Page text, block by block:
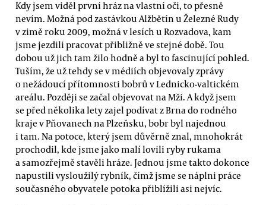
Kdy jsem viděl první hráz na vlastní oči, to přesně
nevím. Možná pod zastávkou Alžbětín u Železné Rudy
v zimě roku 2009, možná v lesích u Rozvadova, kam
jsme jezdili pracovat přibližně ve stejné době. Tou
dobou už jich tam žilo hodně a byl to fascinující pohled.
Tuším, že už tehdy se v médiích objevovaly zprávy
o nežádoucí přítomnosti bobrů v Lednicko-valtickém
areálu. Později se začal objevovat na Mži. A když jsem
se před několika lety zajel podívat z Brna do rodného
kraje v Pňovanech na Plzeňsku, bobr byl najednou
i tam. Na potoce, který jsem důvěrně znal, mnohokrát
prochodil, kde jsme jako malí lovili ryby rukama
a samozřejmě stavěli hráze. Jednou jsme takto dokonce
napustili vysloužilý rybník, čímž jsme se náplni práce
současného obyvatele potoka přiblížili asi nejvíc.